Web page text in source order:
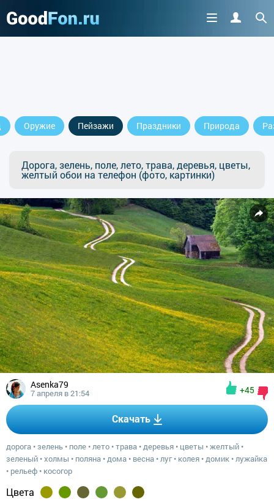
Оружие Пейзажи Праздники Природа
Дорога, зелень, поле, лето, трава, деревья, цветы,
желтый обои на телефон (фото, картинки)
Asenka79
7 апреля в 21:54 +45
Скачать
дорога •зелень • поле •лето •трава •деревья • цветы •желтый •
зеленый •холмы • поляна •дома • весна •луг• колея •домик •лужайка
• рельеф • косогор
Цвета